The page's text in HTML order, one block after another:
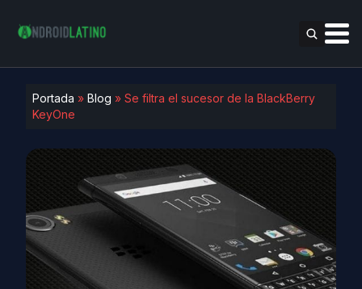
Portada » Blog » Se filtra el sucesor de la BlackBerry
KeyOne